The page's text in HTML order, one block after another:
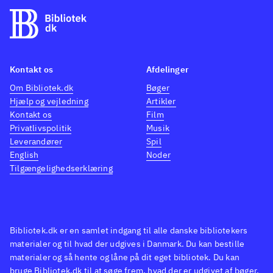
og man kan altid genspille
tidligere baner. Man kan spille
op til 4 spillere med hver sin
samarbejde om at klare
banerne. Når en spiller dør, kan
man genoplives af en anden
Der findes rigtig mange gode
platformspil med helte som fx
Super Mario, Crash Bandicoot
og Sonic. Rayman hører til
det bedste Rayman-spil til dato .
Rayman origins er et meget
spille
Bibliotek.dk er en samlet indgang til alle danske bibliotekers
materialer og til hvad der udgives i Danmark. Du kan bestille
materialer og så hente og låne på dit eget bibliotek. Du kan
Kontakt os
Om Bibliotek.dk
Hjælp og vejledning
Kontakt os
Privatlivspolitik
Leverandører
English
Tilgængelighedserklæring
Afdelinger
Bøger
Artikler
Film
Musik
Spil
Noder